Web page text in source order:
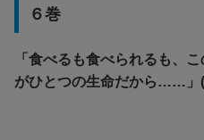
６巻
「食べるも食べられるも、
がひとつの生命だから……」